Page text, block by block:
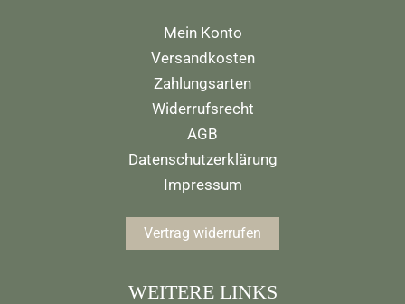
Mein Konto
Versandkosten
Zahlungsarten
Widerrufsrecht
AGB
Datenschutzerklärung
Impressum
Vertrag widerrufen
WEITERE LINKS